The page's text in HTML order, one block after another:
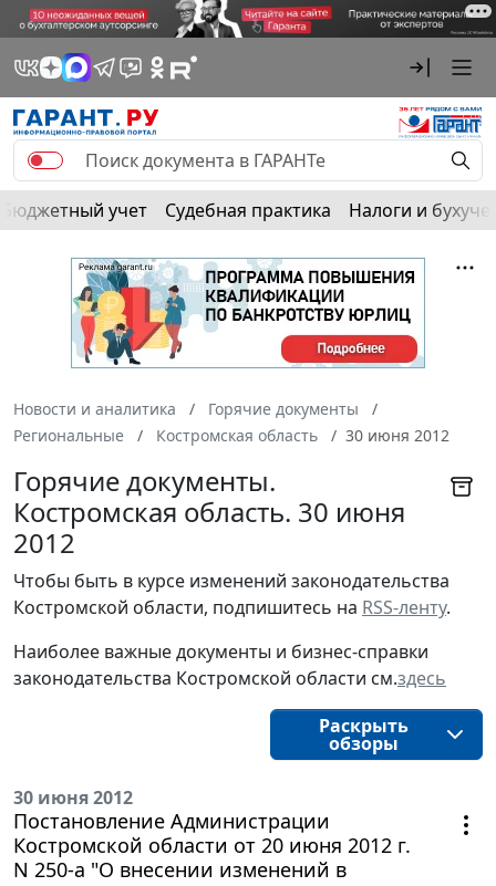
Бюджетный учет Судебная практика Налоги и
Новости и аналитика
Горячие документы
Региональные
Костромская область 30 июня 2012
Горячие документы.
Костромская область. 30 июня
2012
Чтобы быть в курсе изменений законодательства
Костромской области, подпишитесь на RSS-ленту.
Наиболее важные документы и бизнес-справки
законодательства Костромской области см.здесь
Раскрыть
обзоры
30 июня 2012
Постановление Администрации
Костромской области от 20 июня 2012 г.
N 250-а "О внесении изменений в